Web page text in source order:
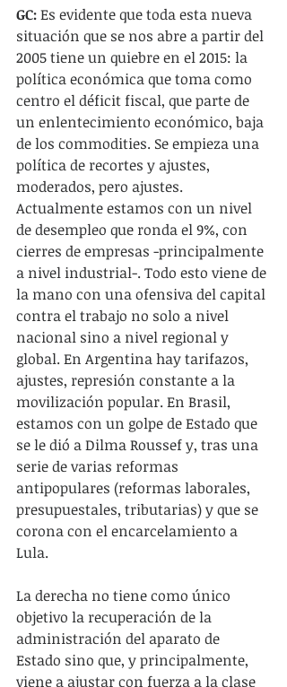
GC: Es evidente que toda esta nueva
situación que se nos abre a partir del
2005 tiene un quiebre en el 2015: la
política económica que toma como
centro el déficit fiscal, que parte de
un enlentecimiento económico, baja
de los commodities. Se empieza una
política de recortes y ajustes,
moderados, pero ajustes.
Actualmente estamos con un nivel
de desempleo que ronda el 9%, con
cierres de empresas -principalmente
a nivel industrial-. Todo esto viene de
la mano con una ofensiva del capital
contra el trabajo no solo a nivel
nacional sino a nivel regional y
global. En Argentina hay tarifazos,
ajustes, represión constante a la
movilización popular. En Brasil,
estamos con un golpe de Estado que
se le dió a Dilma Roussef y, tras una
serie de varias reformas
antipopulares (reformas laborales,
presupuestales, tributarias) y que se
corona con el encarcelamiento a
Lula.
La derecha no tiene como único
objetivo la recuperación de la
administración del aparato de
Estado sino que, y principalmente,
viene a ajustar con fuerza a la clase